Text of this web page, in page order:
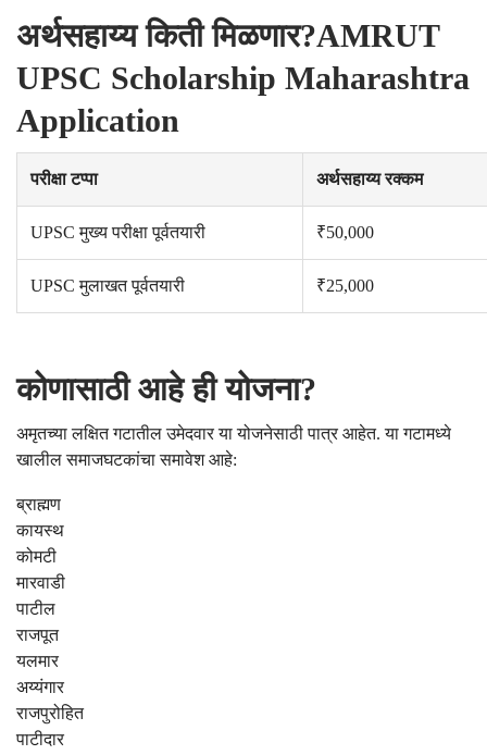
अर्थसहाय्य किती मिळणार?AMRUT
UPSC Scholarship Maharashtra
Application
परीक्षा टप्पा अर्थसहाय्य रक्कम
UPSC मुख्य परीक्षा पूर्वतयारी ₹50,000
UPSC मुलाखत पूर्वतयारी ₹25,000
कोणासाठी आहे ही योजना?
अमृतच्या लक्षित गटातील उमेदवार या योजनेसाठी पात्र आहेत. या गटामध्ये
खालील समाजघटकांचा समावेश आहे:
ब्राह्मण
कायस्थ
कोमटी
मारवाडी
पाटील
राजपूत
यलमार
अय्यंगार
राजपुरोहित
पाटीदार